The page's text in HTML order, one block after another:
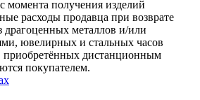
момента получения изделий
расходы продавца при возврате
металлов и/или
ювелирных и стальных часов
приобретённых дистанционным
покупателем.